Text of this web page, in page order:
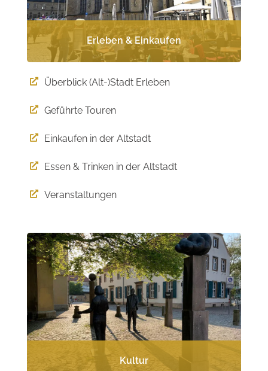
Erleben & Einkaufen
 Überblick (Alt-)Stadt Erleben
 Geführte Touren
 Einkaufen in der Altstadt
 Essen & Trinken in der Altstadt
 Veranstaltungen
Kultur